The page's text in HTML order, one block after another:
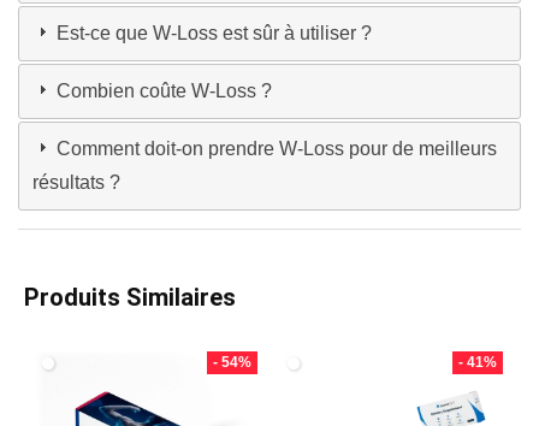
Est-ce que W-Loss est sûr à utiliser ?
Combien coûte W-Loss ?
Comment doit-on prendre W-Loss pour de meilleurs
résultats ?
Produits Similaires
- 54% - 41%